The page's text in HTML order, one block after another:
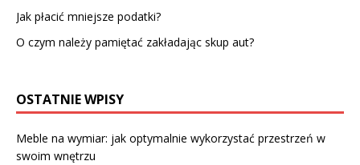
Jak płacić mniejsze podatki?
O czym należy pamiętać zakładając skup aut?
OSTATNIE WPISY
Meble na wymiar: jak optymalnie wykorzystać przestrzeń w
swoim wnętrzu